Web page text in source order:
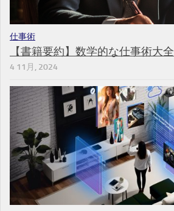
仕事術
【書籍要約】数学的な仕事術大全
4 11月, 2024